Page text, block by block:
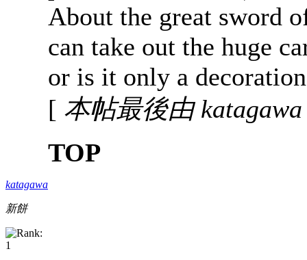
About the great sword
can take out the huge
or is it only a
[ 本帖最後由
TOP
katagawa
新餅